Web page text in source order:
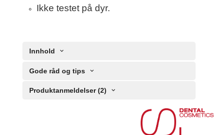
Ikke testet på dyr.
Innhold
Gode råd og tips
Produktanmeldelser (2)